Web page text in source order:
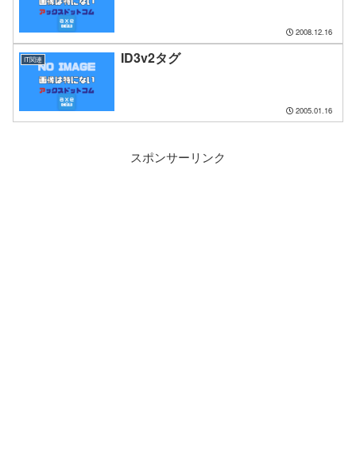
2008.12.16
IT関連 ID3v2タグ
2005.01.16
スポンサーリンク